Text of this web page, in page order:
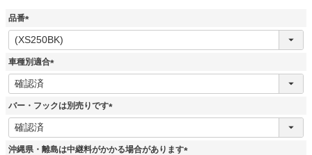
品番
(
必
須
車種別適合
(
須
バー・フックは別売りです
(
須
沖縄県・離島は中継料がかかる場合があります